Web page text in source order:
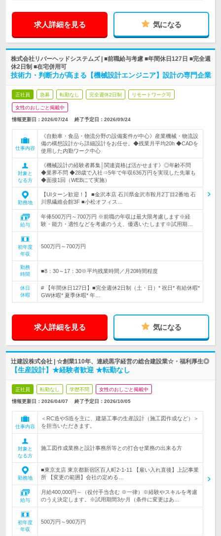
求人詳細を見る 気になる
株式会社リバーヘッドシステムズ | ■前職給与考慮 ■年間休日127日 ■完全週
休2日制 ■在宅併用可
技術力・判断力が高まる【機械設計エンジニア】設計の専門企業
正社員 急募 転勤なし 完全週休2日制 リモートワーク可
女性のおしごと掲載中
情報更新日：2026/07/24 終了予定日： 2026/09/24
仕事内容
《自動車・食品・物流分野の設備案件が中心》産業機械・物流設
備の構想設計から詳細設計をお任せ。◆残業月平均20h ◆CADを
使用した内勤ワーク中心
対象と
なる方
《機械設計の経験者募集│関連資格ば活かせます》◎年齢不問
◆業界不問 ◆28歳で入社⇒5年で年収636万円を実現した先輩も
◆面接1回（WEBにて実施）
勤務地
【UIターン歓迎！】 ■金沢本店 石川県金沢市鞍月2丁目2番地 石
川県繊維会館3F ■小松オフィス…
給与
年俸500万円～700万円 ※前職の年収は最大限考慮します※経
験・能力・適性などを考慮のうえ、優遇いたします※試用期…
初年度
年収
500万円～700万円
勤務
時間
■8：30～17：30※平均残業時間／月20時間程度
休日
休暇
# 【年間休日127日】■完全週休2日制（土・日）* 祝日* 有給休暇*
GW休暇* 夏季休暇* 年…
求人詳細を見る 気になる
辻建設株式会社 | ☆創業110年、連続黒字経営の総合建設業☆・福利厚生◎
【生産設計】★経験者歓迎 ★転勤なし
正社員 転勤なし 学歴不問 女性のおしごと掲載中
情報更新日：2026/04/07 終了予定日： 2026/10/05
仕事内容
＜RC造やS造を主に、建築工事の生産設計（施工図作成など）＞
を担当いただきます。
対象と
なる方
施工図作成業務と設計事務所等との打合せ業務の出来る方
勤務地
■東京支店 東京都新宿区百人町2-1-11 【雇い入れ直後】上記事業
所 【変更の範囲】会社の定める…
給与
月給400,000円～（役付手当含む ※一律）※経験やスキルを考慮
のうえ決定します。※試用期間3か月（条件に変更はあ…
初年度
年収
500万円～900万円